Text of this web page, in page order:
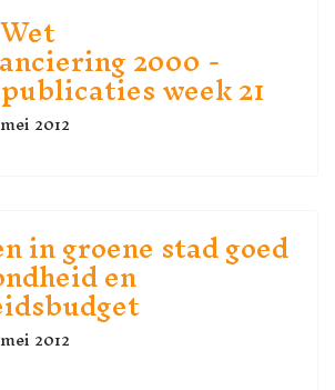
2000 -
week 21
2012
in groene stad goed
en
2012